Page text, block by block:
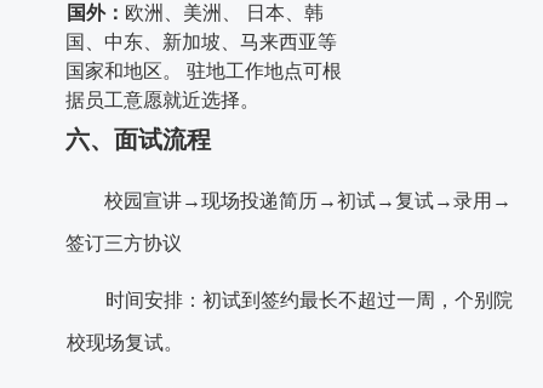
国外： 欧洲、美洲、
日本、韩
国、中东、新加坡、马来西亚等
国家和地区。
驻地工作地点可根
据员工意愿就近选择。
六、面试流程
校园宣讲→现场投递简历→初试→复试→录用→
签订三方协议
时间安排：初试到签约最长不超过一周，个别院
校现场复试。